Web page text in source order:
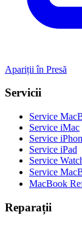
Apariții în Presă
Servicii
Service
Service iMac
Service
Service iPad
Service
Service
MacBook
Reparații